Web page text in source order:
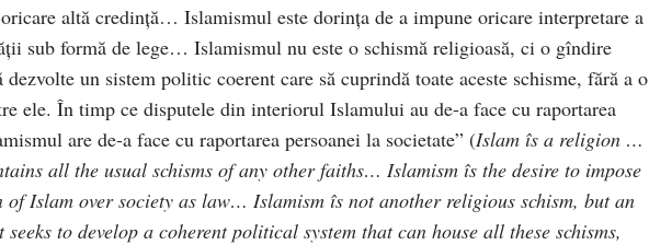
altă credinţă… Islamismul este dorinţa de a impune oricare interpretare a
sub formă de lege… Islamismul nu este o schismă religioasă, ci o gîndire
dezvolte un sistem politic coerent care să cuprindă toate aceste schisme, fără a o
ele. În timp ce disputele din interiorul Islamului au de-a face cu raportarea
are de-a face cu raportarea persoanei la societate” (Islam îs a religion …
all the usual schisms of any other faiths… Islamism îs the desire to impose
Islam over society as law… Islamism îs not another religious schism, but an
to develop a coherent political system that can house all these schisms,